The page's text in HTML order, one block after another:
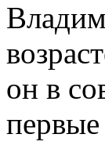
он в
первые